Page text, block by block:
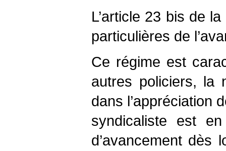
L’article 23 bis de
particulières de
Ce régime est
autres policiers, la
dans l’appréciation
syndicaliste est
d’avancement dès